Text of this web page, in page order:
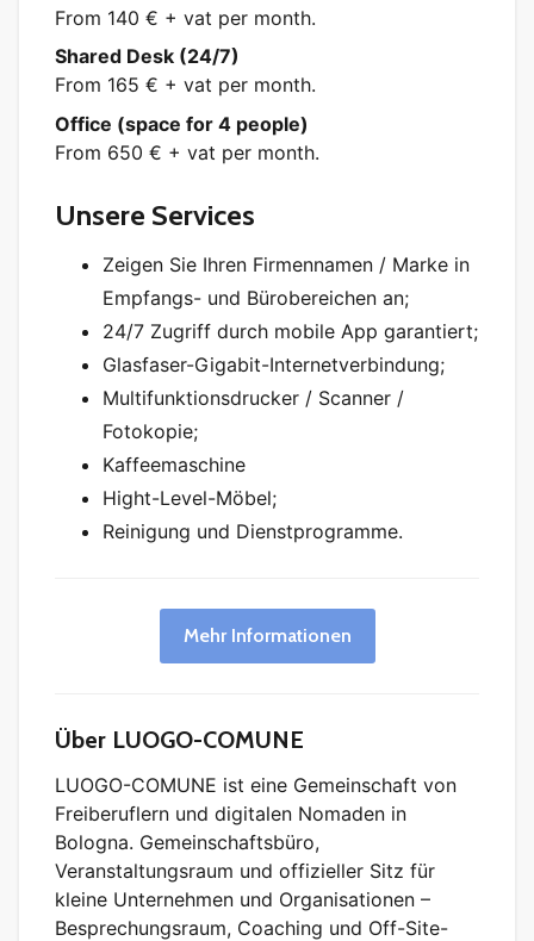
From 140 € + vat per month.
Shared Desk (24/7)
From 165 € + vat per month.
Office (space for 4 people)
From 650 € + vat per month.
Unsere Services
Zeigen Sie Ihren Firmennamen / Marke in
Empfangs- und Bürobereichen an;
24/7 Zugriff durch mobile App garantiert;
Glasfaser-Gigabit-Internetverbindung;
Multifunktionsdrucker / Scanner /
Fotokopie;
Kaffeemaschine
Hight-Level-Möbel;
Reinigung und Dienstprogramme.
Mehr Informationen
Über LUOGO-COMUNE
LUOGO-COMUNE ist eine Gemeinschaft von
Freiberuflern und digitalen Nomaden in
Bologna. Gemeinschaftsbüro,
Veranstaltungsraum und offizieller Sitz für
kleine Unternehmen und Organisationen –
Besprechungsraum, Coaching und Off-Site-